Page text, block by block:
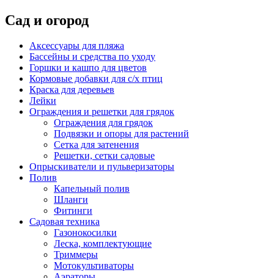
Сад и огород
Аксессуары для пляжа
Бассейны и средства по уходу
Горшки и кашпо для цветов
Кормовые добавки для с/х птиц
Краска для деревьев
Лейки
Ограждения и решетки для грядок
Ограждения для грядок
Подвязки и опоры для растений
Сетка для затенения
Решетки, сетки садовые
Опрыскиватели и пульверизаторы
Полив
Капельный полив
Шланги
Фитинги
Садовая техника
Газонокосилки
Леска, комплектующие
Триммеры
Мотокультиваторы